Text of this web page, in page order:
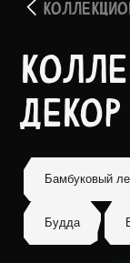
декор
Коллекция
Бамбуковый
Будда